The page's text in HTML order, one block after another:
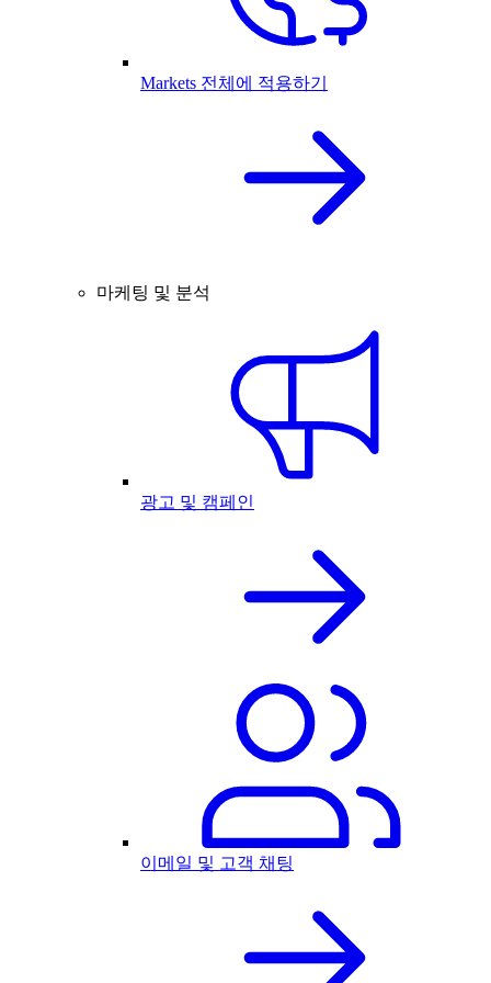
Markets 전체에 적용하기
마케팅 및 분석
광고 및 캠페인
이메일 및 고객 채팅